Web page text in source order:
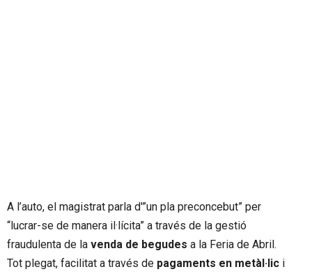
A l’auto, el magistrat parla d'”un pla preconcebut” per
“lucrar-se de manera il·lícita” a través de la gestió
fraudulenta de la venda de begudes a la Feria de Abril.
Tot plegat, facilitat a través de pagaments en metàl·lic i